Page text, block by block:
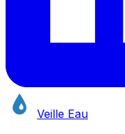
Veille Eau